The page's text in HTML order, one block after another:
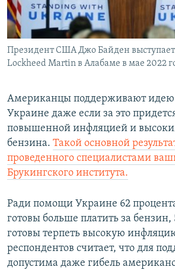
Հայերեն
English
Русский
Все сайты Радио Азатутюн
Президент США Джо Байден выступает
Lockheed Martin в Алабаме в мае 2022
Американцы поддерживают
Украине даже если за это
повышенной инфляцией и
бензина. Такой основной
проведенного специалистами
Брукингского института.
Ради помощи Украине 62
готовы больше платить за бензин,
готовы терпеть высокую
респондентов считает, что для
допустима даже гибель